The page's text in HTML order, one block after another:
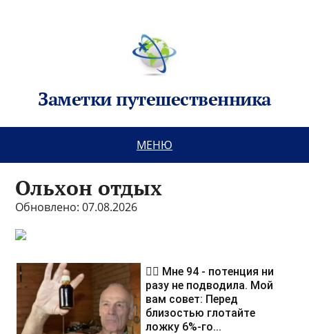
Заметки путешественника
МЕНЮ
Ольхон отдых
Обновлено: 07.08.2026
❤️‍🔥 Мне 94 - потенция ни
разу не подводила. Мой
вам совет: Перед
близостью глотайте
ложку 6%-го...